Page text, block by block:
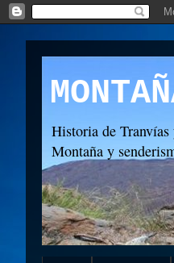
Historia de
Montaña y